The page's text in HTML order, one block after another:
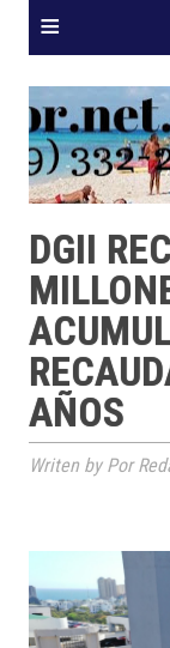
≡
DGII
AÑOS
Writen by Por